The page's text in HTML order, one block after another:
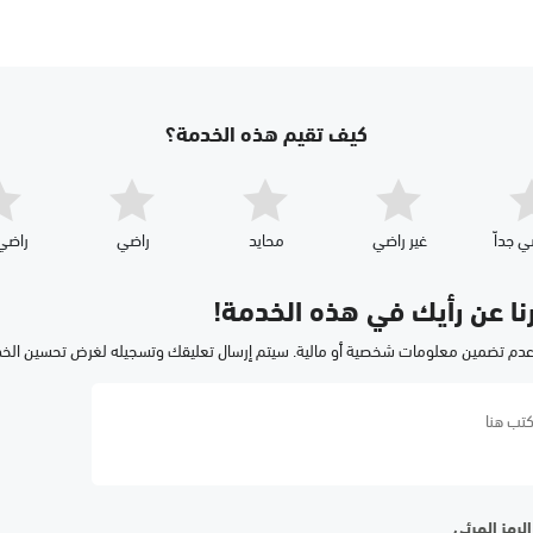
كيف تقيم هذه الخدمة؟
جداّ غير راضي محايد راضي
عن رأيك في هذه الخدمة!
تضمين معلومات شخصية أو مالية. سيتم إرسال تعليقك وتسجيله لغرض تحسين